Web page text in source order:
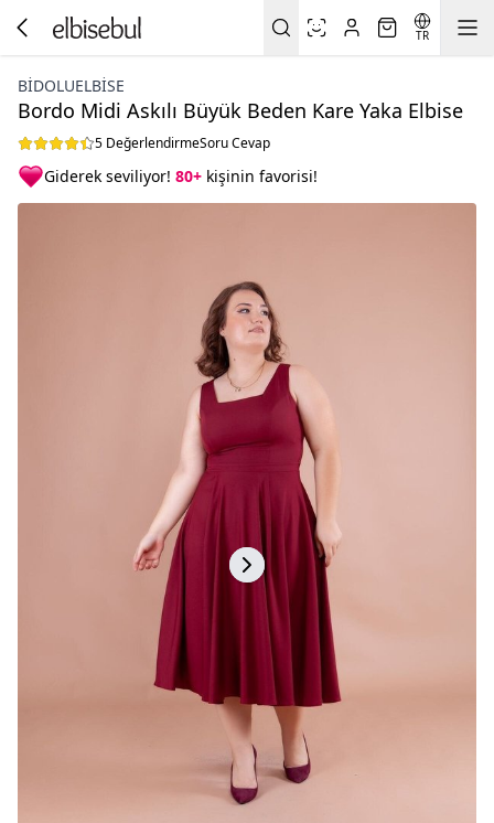
TR
BIDOLUELBISE
Bordo Midi Askılı Büyük Beden Kare Yaka Elbise
5 DeğerlendirmeSoru Cevap
Giderek seviliyor! 80+ kişinin favorisi!